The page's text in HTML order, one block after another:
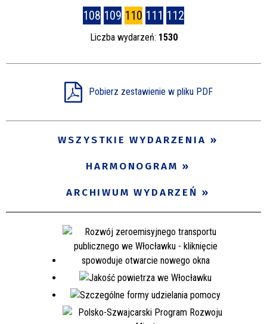
108 109 110 111 112
Liczba wydarzeń: 1530
Pobierz zestawienie w pliku PDF
WSZYSTKIE WYDARZENIA
HARMONOGRAM
ARCHIWUM WYDARZEŃ